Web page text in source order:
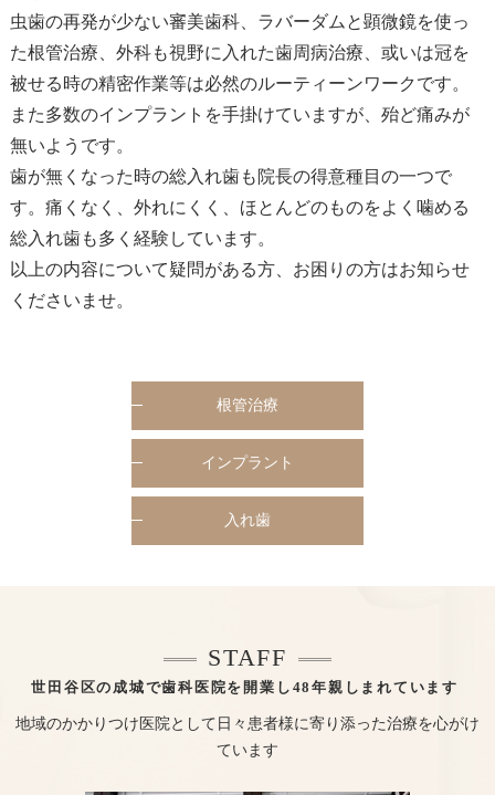
虫歯の再発が少ない審美歯科、ラバーダムと顕微鏡を使っ
た根管治療、外科も視野に入れた歯周病治療、或いは冠を
被せる時の精密作業等は必然のルーティーンワークです。
また多数のインプラントを手掛けていますが、殆ど痛みが
無いようです。
歯が無くなった時の総入れ歯も院長の得意種目の一つで
す。痛くなく、外れにくく、ほとんどのものをよく噛める
総入れ歯も多く経験しています。
以上の内容について疑問がある方、お困りの方はお知らせ
くださいませ。
根管治療
インプラント
入れ歯
世田谷区の成城で歯科医院を開業し48年親しまれています
STAFF
地域のかかりつけ医院として日々患者様に寄り添った治療を心がけ
ています